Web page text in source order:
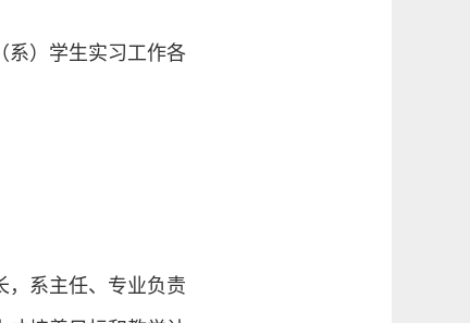
系）学生实习工作各
，系主任、专业负责